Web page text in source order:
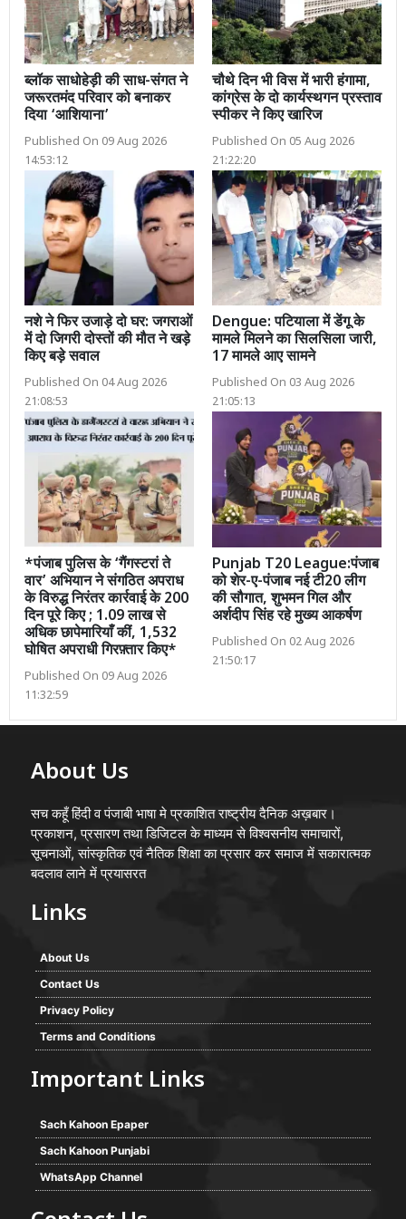
ब्लॉक साधोहेड़ी की साध-संगत ने
जरूरतमंद परिवार को बनाकर
दिया ‘आशियाना’
Published On 09 Aug 2026
14:53:12
चौथे दिन भी विस में भारी हंगामा,
कांग्रेस के दो कार्यस्थगन प्रस्ताव
स्पीकर ने किए खारिज
Published On 05 Aug 2026
21:22:20
नशे ने फिर उजाड़े दो घर: जगराओं
में दो जिगरी दोस्तों की मौत ने खड़े
किए बड़े सवाल
Published On 04 Aug 2026
21:08:53
Dengue: पटियाला में डेंगू के
मामले मिलने का सिलसिला जारी,
17 मामले आए सामने
Published On 03 Aug 2026
21:05:13
*पंजाब पुलिस के ‘गैंगस्टरां ते
वार’ अभियान ने संगठित अपराध
के विरुद्ध निरंतर कार्रवाई के 200
दिन पूरे किए ; 1.09 लाख से
अधिक छापेमारियाँ कीं, 1,532
घोषित अपराधी गिरफ़्तार किए*
Published On 09 Aug 2026
11:32:59
Punjab T20 League:पंजाब
को शेर-ए-पंजाब नई टी20 लीग
की सौगात, शुभमन गिल और
अर्शदीप सिंह रहे मुख्य आकर्षण
Published On 02 Aug 2026
21:50:17
About Us
सच कहूँ हिंदी व पंजाबी भाषा मे प्रकाशित राष्ट्रीय दैनिक अख़बार।
प्रकाशन, प्रसारण तथा डिजिटल के माध्यम से विश्वसनीय समाचारों,
सूचनाओं, सांस्कृतिक एवं नैतिक शिक्षा का प्रसार कर समाज में सकारात्मक
बदलाव लाने में प्रयासरत
Links
About Us
Contact Us
Privacy Policy
Terms and Conditions
Important Links
Sach Kahoon Epaper
Sach Kahoon Punjabi
WhatsApp Channel